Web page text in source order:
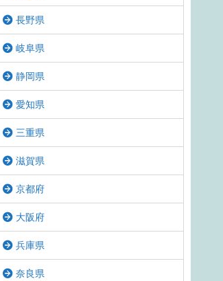
長野県
岐阜県
静岡県
愛知県
三重県
滋賀県
京都府
大阪府
兵庫県
奈良県